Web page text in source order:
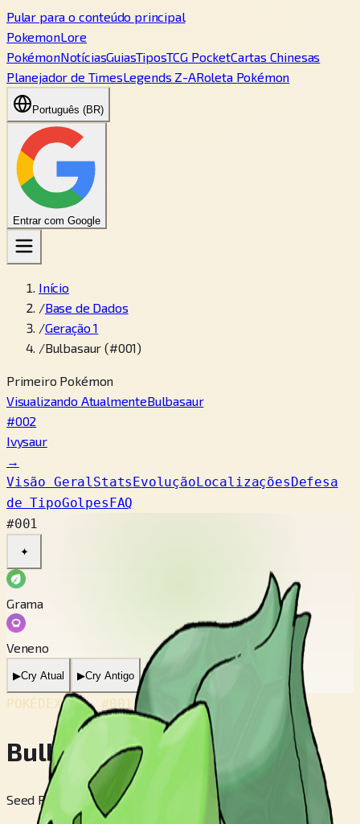
Pular para o conteúdo principal
PokemonLore
PokémonNotíciasGuiasTiposTCG PocketCartas Chinesas
Planejador de TimesLegends Z-ARoleta Pokémon
Português (BR)
Entrar com Google
Início
/Base de Dados
/Geração 1
/Bulbasaur (#001)
Primeiro Pokémon
Visualizando AtualmenteBulbasaur
#002
Ivysaur
→
Visão GeralStatsEvoluçãoLocalizaçõesDefesa
de TipoGolpesFAQ
#001
✦
Grama
Veneno
▶Cry Atual ▶Cry Antigo
POKÉDEX No. #001
Bulbasaur
Seed Pokémon